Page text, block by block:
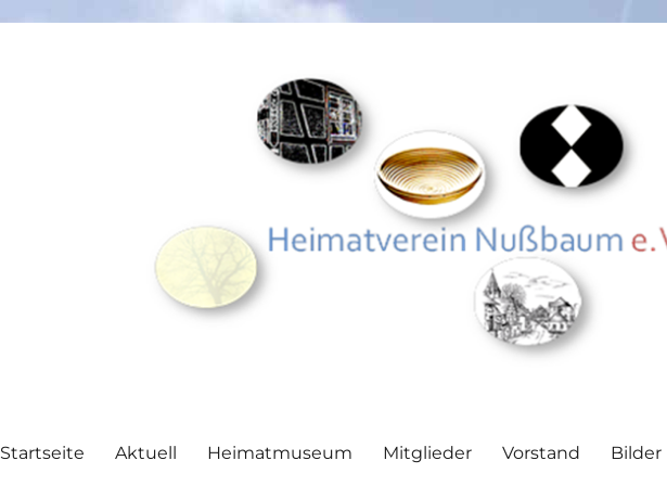
Startseite Aktuell Heimatmuseum Mitglieder Vorstand Bilder